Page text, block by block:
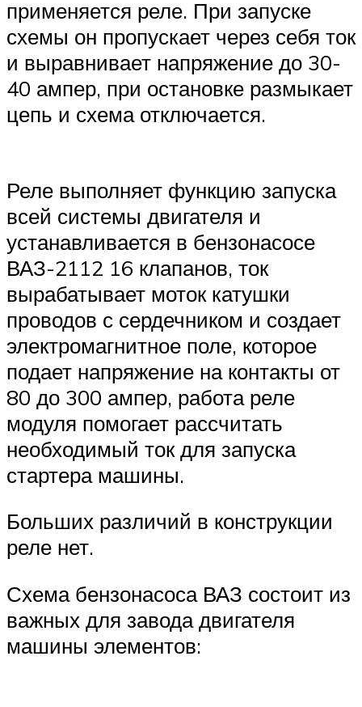
применяется реле. При запуске
схемы он пропускает через себя ток
и выравнивает напряжение до 30-
40 ампер, при остановке размыкает
цепь и схема отключается.
Реле выполняет функцию запуска
всей системы двигателя и
устанавливается в бензонасосе
ВАЗ-2112 16 клапанов, ток
вырабатывает моток катушки
проводов с сердечником и создает
электромагнитное поле, которое
подает напряжение на контакты от
80 до 300 ампер, работа реле
модуля помогает рассчитать
необходимый ток для запуска
стартера машины.
Больших различий в конструкции
реле нет.
Схема бензонасоса ВАЗ состоит из
важных для завода двигателя
машины элементов: